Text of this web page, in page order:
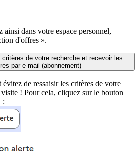
ainsi dans votre espace personnel,
d'offres ».
de votre recherche et recevoir les
par e-mail (abonnement)
de ressaisir les critères de votre
! Pour cela, cliquez sur le bouton
: